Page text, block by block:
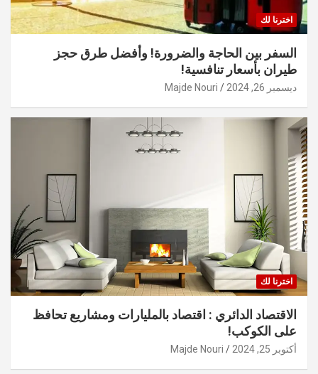
اخترنا لك
السفر بين الحاجة والضرورة! وأفضل طرق حجز
طيران بأسعار تنافسية!
ديسمبر 26, 2024 Majde Nouri
اخترنا لك
الاقتصاد الدائري : اقتصاد بالمليارات ومشاريع تحافظ
على الكوكب!
أكتوبر 25, 2024 Majde Nouri